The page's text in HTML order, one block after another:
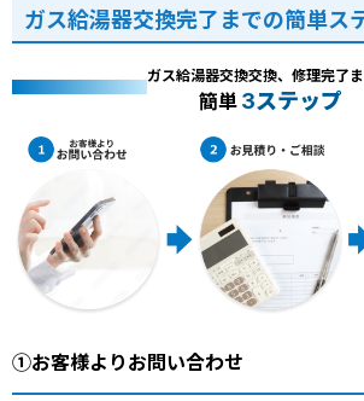
ガス給湯器交換完了までの簡単ス
ガス給湯器交換交換、修理完了
簡単 3ステップ
①お客様よりお問い合わせ